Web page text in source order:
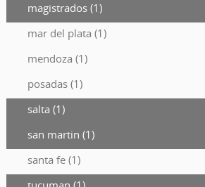
magistrados (1)
mar del plata (1)
mendoza (1)
posadas (1)
salta (1)
san martin (1)
santa fe (1)